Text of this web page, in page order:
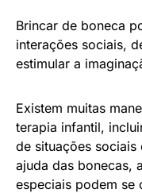
Brincar de boneca
interações sociais,
estimular a
Existem muitas
terapia infantil,
de situações
ajuda das bonecas,
especiais podem se